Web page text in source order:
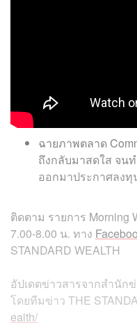
ฉายภาพตลาด
ถึงกลับมาสดใส จน
ออกมาประกาศลงทุ
ติดตาม รายการ Morning
7.00-8.00 น. ทาง
STANDARD WEALTH
อัปเดตข่าวสารจากสำนัก
โดยทีมข่าว THE
ealth/